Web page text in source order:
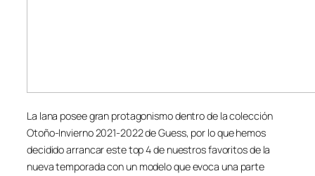
La lana posee gran protagonismo dentro de la colección
Otoño-Invierno 2021-2022 de Guess, por lo que hemos
decidido arrancar este top 4 de nuestros favoritos de la
nueva temporada con un modelo que evoca una parte